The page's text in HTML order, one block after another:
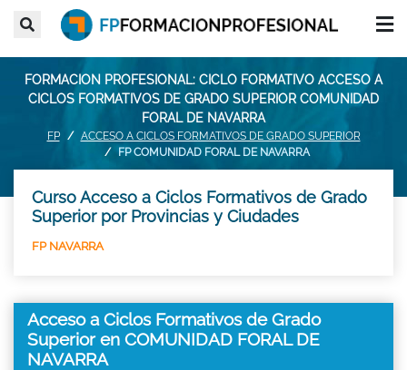
FORMACION PROFESIONAL: CICLO FORMATIVO ACCESO A
CICLOS FORMATIVOS DE GRADO SUPERIOR COMUNIDAD
FORAL DE NAVARRA
FP
ACCESO A CICLOS FORMATIVOS DE GRADO SUPERIOR
FP COMUNIDAD FORAL DE NAVARRA
Curso Acceso a Ciclos Formativos de Grado
Superior por Provincias y Ciudades
FP NAVARRA
Acceso a Ciclos Formativos de Grado
Superior en COMUNIDAD FORAL DE
NAVARRA